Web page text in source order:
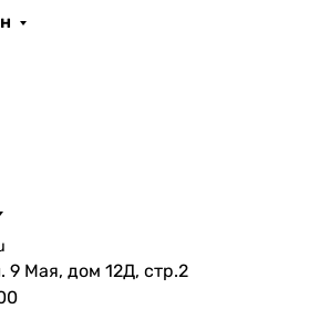
9 Мая, дом 12Д, стр.2